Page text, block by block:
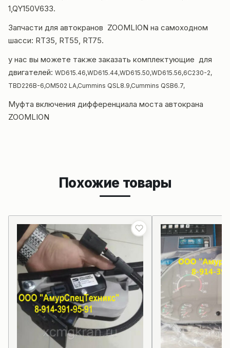
1,QY150V633.
Запчасти для автокранов ZOOMLION на самоходном
шасси: RT35, RT55, RT75.
у нас вы можете также заказать комплектующие для
двигателей: WD615.46,WD615.44,WD615.50,WD615.56,6C230-2,
TBD226B-6,OM502 LA,Cummins QSL8.9,Cummins QSB6.7,
Муфта включения дифференциала моста автокрана
ZOOMLION
Похожие товары